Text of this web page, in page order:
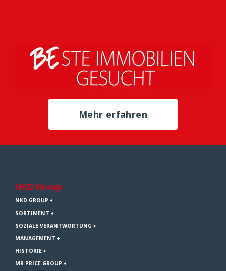
Mehr erfahren
NKD Group
NKD GROUP
SORTIMENT
SOZIALE VERANTWORTUNG
MANAGEMENT
HISTORIE
MR PRICE GROUP